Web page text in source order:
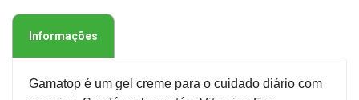
Informações
Gamatop é um gel creme para o cuidado diário com